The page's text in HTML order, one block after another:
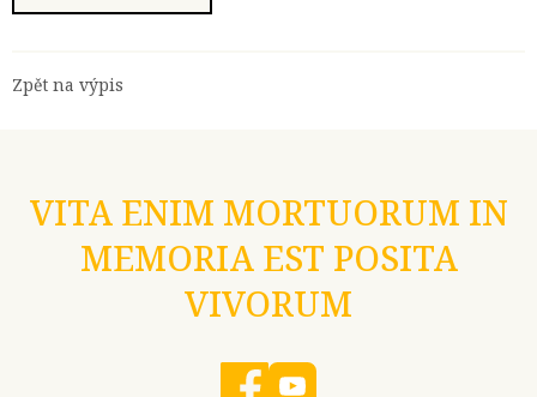
Zpět na výpis
VITA ENIM MORTUORUM IN
MEMORIA EST POSITA
VIVORUM